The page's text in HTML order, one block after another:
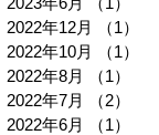
2022年12月
（1）
2022年10月
（1）
2022年8月
（1）
2022年7月
（2）
2022年6月
（1）